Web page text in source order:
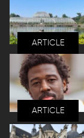
ARTICLE
ARTICLE